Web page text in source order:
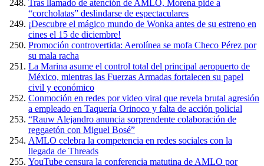
Tras llamado de atención de AMLO, Morena pide a
“corcholatas” deslindarse de espectaculares
¡Descubre el mágico mundo de Wonka antes de su estreno en
cines el 15 de diciembre!
Promoción controvertida: Aerolínea se mofa Checo Pérez por
su mala racha
La Marina asume el control total del principal aeropuerto de
México, mientras las Fuerzas Armadas fortalecen su papel
civil y económico
Conmoción en redes por video viral que revela brutal agresión
a empleado en Taquería Orinoco y falta de acción policial
“Rauw Alejandro anuncia sorprendente colaboración de
reggaetón con Miguel Bosé”
AMLO celebra la competencia en redes sociales con la
llegada de Threads
YouTube censura la conferencia matutina de AMLO por